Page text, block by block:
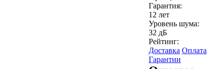
Гарантия:
12 лет
Уровень шума:
32 дБ
Рейтинг:
Доставка Оплата
Гарантии